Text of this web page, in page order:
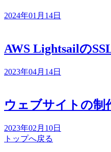
2024年01月14日
AWS Lightsailの
2023年04月14日
ウェブサイトの制
2023年02月10日
トップへ戻る